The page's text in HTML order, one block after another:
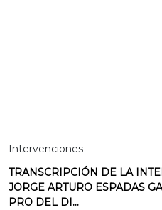
Intervenciones
TRANSCRIPCIÓN DE LA
JORGE ARTURO ESPADAS
PRO DEL DI...